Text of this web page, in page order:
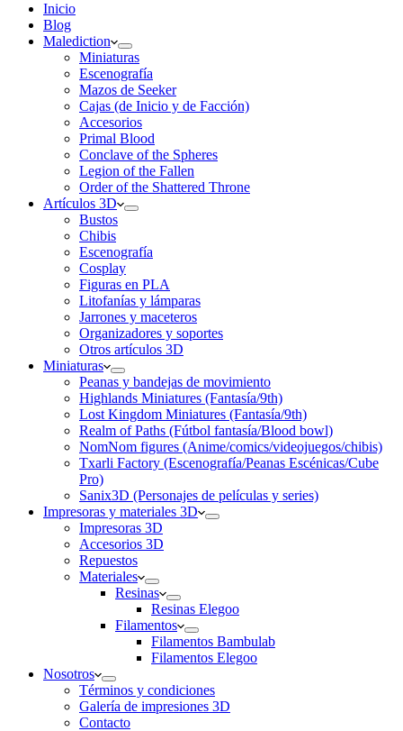
Inicio
Blog
Malediction
Miniaturas
Escenografía
Mazos de Seeker
Cajas (de Inicio y de Facción)
Accesorios
Primal Blood
Conclave of the Spheres
Legion of the Fallen
Order of the Shattered Throne
Artículos 3D
Bustos
Chibis
Escenografía
Cosplay
Figuras en PLA
Litofanías y lámparas
Jarrones y maceteros
Organizadores y soportes
Otros artículos 3D
Miniaturas
Peanas y bandejas de movimiento
Highlands Miniatures (Fantasía/9th)
Lost Kingdom Miniatures (Fantasía/9th)
Realm of Paths (Fútbol fantasía/Blood bowl)
NomNom figures (Anime/comics/videojuegos/chibis)
Txarli Factory (Escenografía/Peanas Escénicas/Cube
Pro)
Sanix3D (Personajes de películas y series)
Impresoras y materiales 3D
Impresoras 3D
Accesorios 3D
Repuestos
Materiales
Resinas
Resinas Elegoo
Filamentos
Filamentos Bambulab
Filamentos Elegoo
Nosotros
Términos y condiciones
Galería de impresiones 3D
Contacto